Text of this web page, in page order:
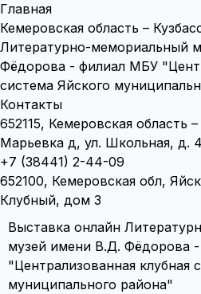
Главная
Кемеровская область –
Литературно-мемориальный
Фёдорова - филиал МБУ
система Яйского
Контакты
652115, Кемеровская область
Марьевка д, ул. Школьная, д.
+7 (38441) 2-44-09
652100, Кемеровская обл,
Клубный, дом 3
Выставка онлайн
музей имени В.Д. Фёдорова
"Централизованная клубная
муниципального района"